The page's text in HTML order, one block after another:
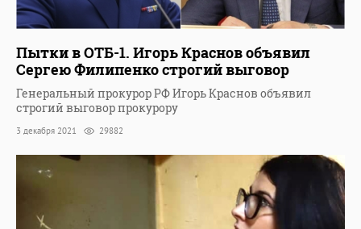
Пытки в ОТБ-1. Игорь Краснов объявил
Сергею Филипенко строгий выговор
Генеральный прокурор РФ Игорь Краснов объявил
строгий выговор прокурору
3 декабря 2021 29882